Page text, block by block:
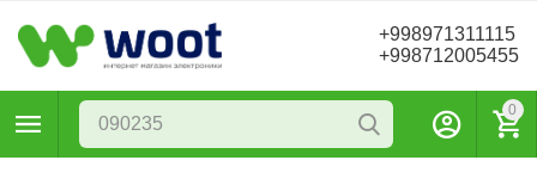
+998971311115
+998712005455
0